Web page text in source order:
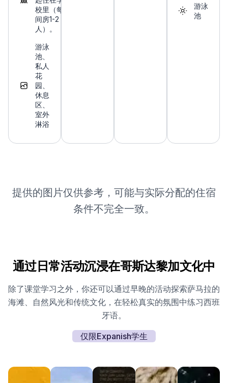
校里（每
间房1-2
人）。
游泳
池、
私人
花
园、
休息
区、
室外
淋浴
游泳
池
提供的图片仅供参考，可能与实际分配的住宿
条件不完全一致。
通过日常活动沉浸在哥斯达黎加文化中
除了课堂学习之外，你还可以通过早晚的活动探索萨马拉的
海滩、自然风光和传统文化，在轻松真实的氛围中练习西班
牙语。
仅限Expanish学生